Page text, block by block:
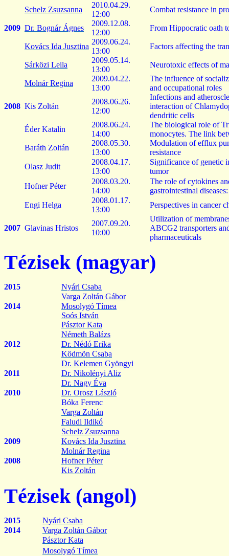
Schelz Zsuzsanna
2010.04.29.
12:00
Combat resistance in
2009 Dr. Bognár Ágnes
2009.12.08.
12:00
From Hippocratic oath
Kovács Ida Jusztina
2009.06.24.
13:00
Factors affecting the
Sárközi Leila
2009.05.14.
13:00
Neurotoxic effects of
Molnár Regina
2009.04.22.
13:00
The influence of
and occupational roles
2008 Kis Zoltán
2008.06.26.
12:00
Infections and
interaction of
dendritic cells
ÉderKatalin
2008.06.24.
14:00
The biological role of
monocytes. The link
Baráth Zoltán
2008.05.30.
13:00
Modulation ofefflux
resistance
Olasz Judit
2008.04.17.
13:00
Significance of genetic
tumor
Hofner Péter
2008.03.20.
14:00
The role ofcytokines
gastrointestinal diseases
Engi Helga
2008.01.17.
13:00
Perspectives in cancer
2007 Glavinas Hristos
2007.09.20.
10:00
Utilization of
ABCG2 transporters
pharmaceuticals
Tézisek (magyar)
2015
Nyári Csaba
Varga Zoltán Gábor
2014
Mosolygó Tímea
Soós István
Pásztor Kata
Németh Balázs
2012
Dr. Nédó Erika
Ködmön Csaba
Dr. Kelemen Gyöngyi
2011
Dr. Nikolényi Aliz
Dr. Nagy Éva
2010
Dr. Orosz László
Bóka Ferenc
Varga Zoltán
Faludi Ildikó
Schelz Zsuzsanna
2009
Kovács Ida Jusztina
Molnár Regina
2008
HofnerPéter
Kis Zoltán
Tézisek (angol)
2015
Nyári Csaba
2014
Varga Zoltán Gábor
Pásztor Kata
Mosolygó Tímea